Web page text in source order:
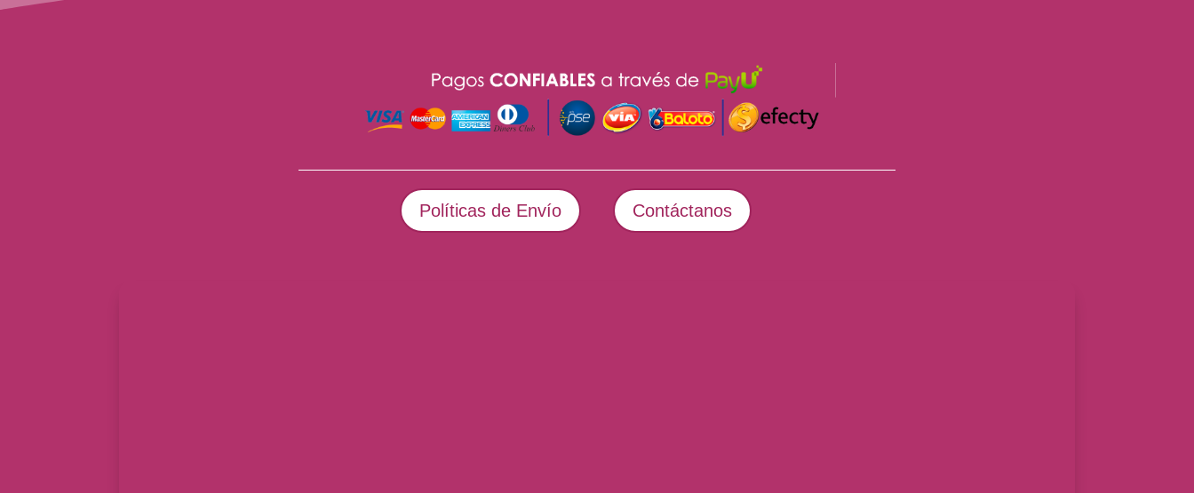
Políticas de Envío Contáctanos